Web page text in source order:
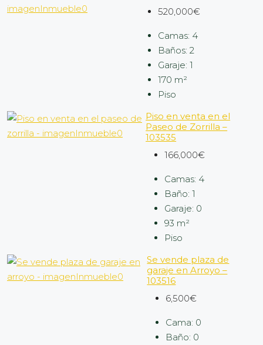
520,000€
Camas: 4
Baños: 2
Garaje: 1
170 m²
Piso
Piso en venta en el
Paseo de Zorrilla –
103535
166,000€
Camas: 4
Baño: 1
Garaje: 0
93 m²
Piso
Se vende plaza de
garaje en Arroyo –
103516
6,500€
Cama: 0
Baño: 0